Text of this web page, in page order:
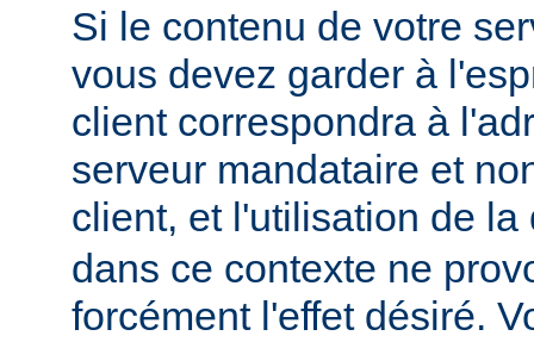
Si le contenu de votre
vous devez garder à
client correspondra à
serveur mandataire et
client, et l'utilisation de
dans ce contexte ne
forcément l'effet désiré.